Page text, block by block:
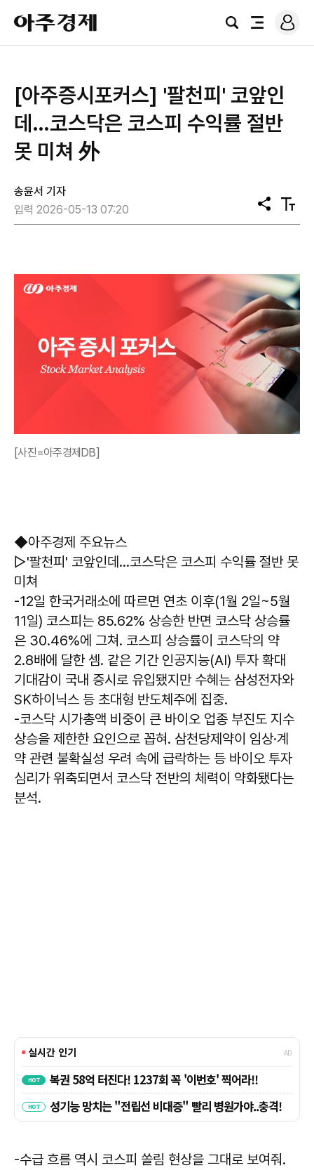
아
주
경
검
전
로
그
[아주증시포커스] '팔천피' 코앞인
데…코스닥은 코스피 수익률 절반
못 미쳐 外
송윤서 기자
입력 2026-05-13 07:20
공
유
텍
스
[사진=아주경제DB]
◆아주경제 주요뉴스
▷'팔천피' 코앞인데…코스닥은 코스피 수익률 절반 못
미쳐
-12일 한국거래소에 따르면 연초 이후(1월 2일~5월
11일) 코스피는 85.62% 상승한 반면 코스닥 상승률
은 30.46%에 그쳐. 코스피 상승률이 코스닥의 약
2.8배에 달한 셈. 같은 기간 인공지능(AI) 투자 확대
기대감이 국내 증시로 유입됐지만 수혜는 삼성전자와
SK하이닉스 등 초대형 반도체주에 집중.
-코스닥 시가총액 비중이 큰 바이오 업종 부진도 지수
상승을 제한한 요인으로 꼽혀. 삼천당제약이 임상·계
약 관련 불확실성 우려 속에 급락하는 등 바이오 투자
심리가 위축되면서 코스닥 전반의 체력이 약화됐다는
분석.
-수급 흐름 역시 코스피 쏠림 현상을 그대로 보여줘.